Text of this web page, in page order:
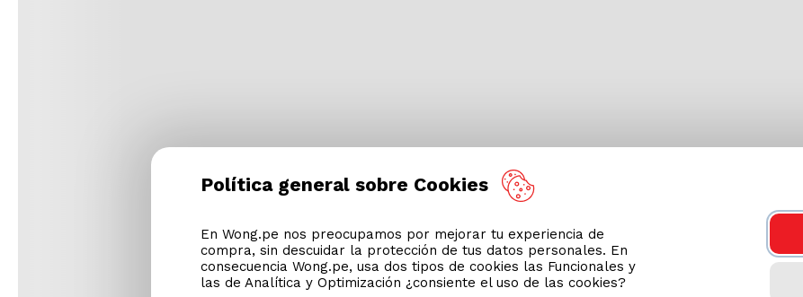
Política general sobre Cookies
En Wong.pe nos preocupamos por mejorar tu experiencia de
compra, sin descuidar la protección de tus datos personales. En
consecuencia Wong.pe, usa dos tipos de cookies las Funcionales y
las de Analítica y Optimización ¿consiente el uso de las cookies?